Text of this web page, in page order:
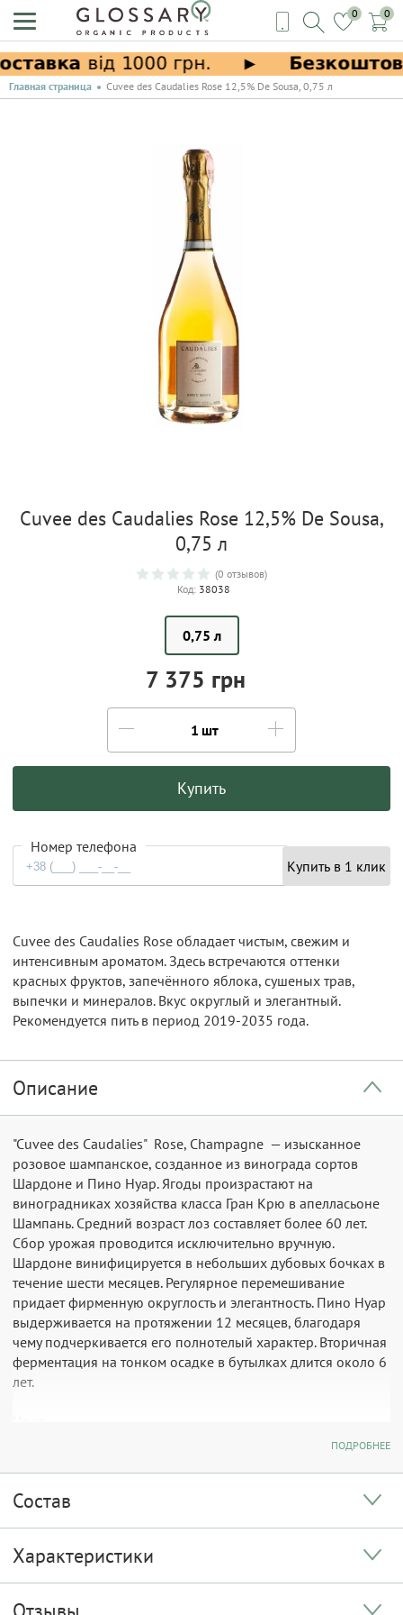
0 0
Главная страница Cuvee des Caudalies Rose 12,5% De Sousa, 0,75 л
Cuvee des Caudalies Rose 12,5% De Sousa,
0,75 л
(0 отзывов)
Код: 38038
0,75 л
7 375 грн
шт
Купить
Номер телефона
Купить в 1 клик
Cuvee des Caudalies Rose обладает чистым, свежим и
интенсивным ароматом. Здесь встречаются оттенки
красных фруктов, запечённого яблока, сушеных трав,
выпечки и минералов. Вкус округлый и элегантный.
Рекомендуется пить в период 2019-2035 года.
Описание
"Cuvee des Caudalies" Rose, Champagne — изысканное
розовое шампанское, созданное из винограда сортов
Шардоне и Пино Нуар. Ягоды произрастают на
виноградниках хозяйства класса Гран Крю в апелласьоне
Шампань. Средний возраст лоз составляет более 60 лет.
Сбор урожая проводится исключительно вручную.
Шардоне винифицируется в небольших дубовых бочках в
течение шести месяцев. Регулярное перемешивание
придает фирменную округлость и элегантность. Пино Нуар
выдерживается на протяжении 12 месяцев, благодаря
чему подчеркивается его полнотелый характер. Вторичная
ферментация на тонком осадке в бутылках длится около 6
лет.
Шампанское нежного лососево-розового цвета с мелкими
вкус с бесшовной текстурой, элегантными фруктово-
минеральными нотами и долгим, соблазнительным
послевкусием.
ПОДРОБНЕЕ
Состав
Характеристики